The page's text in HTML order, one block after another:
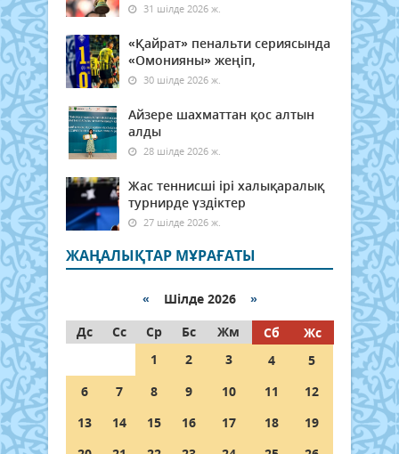
31 шілде 2026 ж.
«Қайрат» пенальти сериясында
«Омонияны» жеңіп,
30 шілде 2026 ж.
Айзере шахматтан қос алтын
алды
28 шілде 2026 ж.
Жас теннисші ірі халықаралық
турнирде үздіктер
27 шілде 2026 ж.
ЖАҢАЛЫҚТАР МҰРАҒАТЫ
« Шілде 2026 »
Дс
Сс Ср Бс Жм Сб
Жс
1
2 3 4
5
6
7 8 9 10 11
12
13
14 15 16 17 18
19